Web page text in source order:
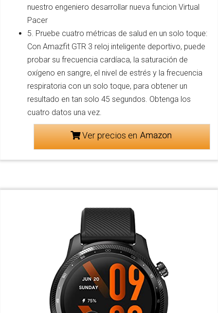
nuestro engeniero desarrollar nueva funcion Virtual
Pacer
5. Pruebe cuatro métricas de salud en un solo toque:
Con Amazfit GTR 3 reloj inteligente deportivo, puede
probar su frecuencia cardíaca, la saturación de
oxígeno en sangre, el nivel de estrés y la frecuencia
respiratoria con un solo toque, para obtener un
resultado en tan solo 45 segundos. Obtenga los
cuatro datos una vez.
Ver precios en